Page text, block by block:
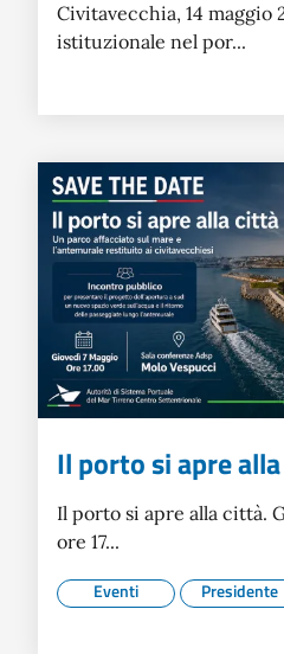
Civitavecchia, 14 maggio
istituzionale nel por...
Il porto si apre
Il porto si apre alla città.
ore 17...
Eventi Presidente